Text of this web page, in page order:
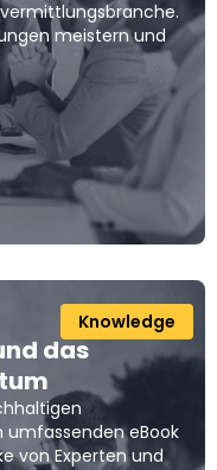
meistern und
Knowledge
das
eBook
von Experten und